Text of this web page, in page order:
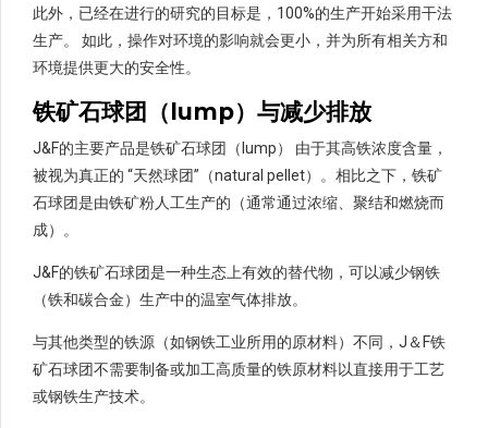
此外，已经在进行的研究的目标是，100%的生产开始采用干法
生产。 如此，操作对环境的影响就会更小，并为所有相关方和
环境提供更大的安全性。
铁矿石球团（lump）与减少排放
J&F的主要产品是铁矿石球团（lump） 由于其高铁浓度含量，
被视为真正的 “天然球团”（natural pellet）。相比之下，铁矿
石球团是由铁矿粉人工生产的（通常通过浓缩、聚结和燃烧而
成）。
J&F的铁矿石球团是一种生态上有效的替代物，可以减少钢铁
（铁和碳合金）生产中的温室气体排放。
与其他类型的铁源（如钢铁工业所用的原材料）不同，J＆F铁
矿石球团不需要制备或加工高质量的铁原材料以直接用于工艺
或钢铁生产技术。